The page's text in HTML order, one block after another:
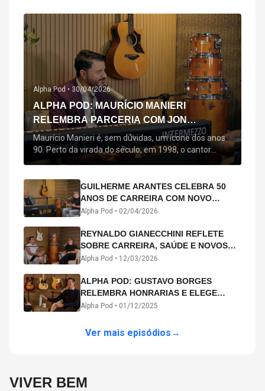
Alpha Pod • 30/04/2026
ALPHA POD: MAURÍCIO MANIERI
RELEMBRA PARCERIA COM JON
SECADA, ORIGEM DE "BEM QUERER" E
MAIS
Maurício Manieri é, sem dúvidas, um ícone dos anos
90. Perto da virada do século, em 1998, o cantor
estreou oficialmente com o seu primeiro disco, "A
acompanham até hoje, quase trinta anos mais tarde:
"Bem Querer" e "Minha Menina". Em 2026, o astro
segue com o […]
GUILHERME ARANTES CELEBRA 50
ANOS DE CARREIRA COM NOVO
ÁLBUM INTERDIMENSIONAL E TURNÊ
Alpha Pod • 02/04/2026
REYNALDO GIANECCHINI REFLETE
SOBRE CARREIRA, SAÚDE E NOVOS
CAMINHOS ARTÍSTICOS NO ALPHA
Alpha Pod • 12/03/2026
ALPHA POD: GUSTAVO BORGES
RELEMBRA HONRARIAS E ELEGE
MICHAEL PHELPS O MAIOR ATLETA DA
Alpha Pod • 01/12/2025
Ver mais episódios →
VIVER BEM